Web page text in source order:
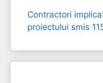
Contractori
proiectului smis